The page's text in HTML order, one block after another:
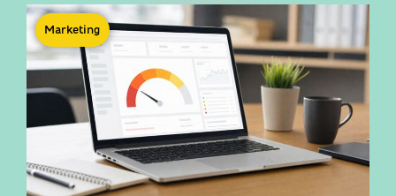
Marketing